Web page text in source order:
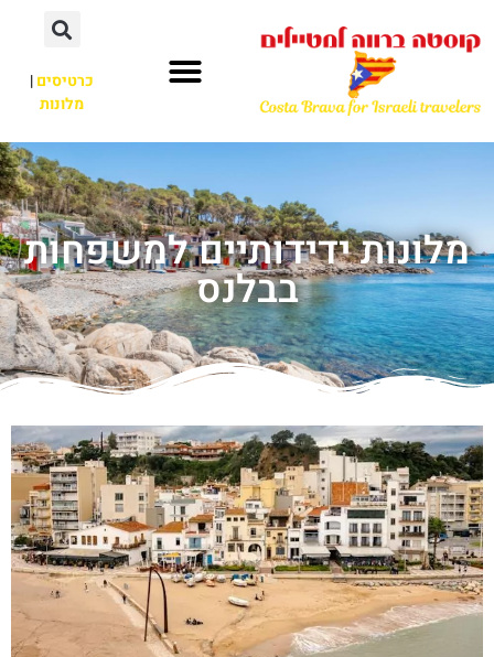
כרטיסים|
מלונות
מלונות ידידותיים למשפחות
בבלנס